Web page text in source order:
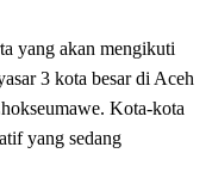
yang akan mengikuti
3 kota besar di Aceh
Kota-kota
yang sedang